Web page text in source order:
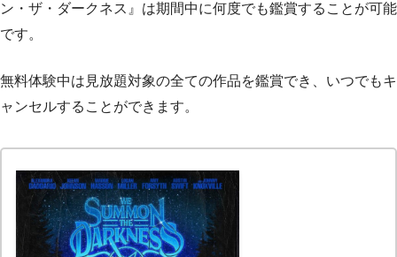
ン・ザ・ダークネス』は期間中に何度でも鑑賞することが可能
です。
無料体験中は見放題対象の全ての作品を鑑賞でき、いつでもキ
ャンセルすることができます。